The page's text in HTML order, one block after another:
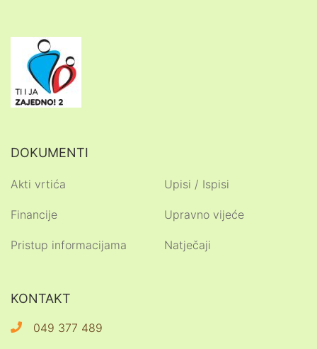
DOKUMENTI
Akti vrtića
Financije
Pristup informacijama
Upisi / Ispisi
Upravno vijeće
Natječaji
KONTAKT
049 377 489